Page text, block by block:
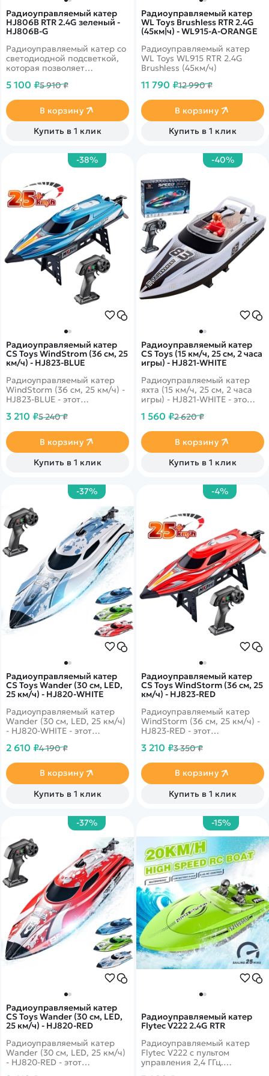
Радиоуправляемый катер
HJ806B RTR 2.4G зеленый -
HJ806B-G
Радиоуправляемый катер со
светодиодной подсветкой,
которая позволяет
тёмное время суток.
коллекторному двигателю,
лодка может разгоняться до
35 км в час. Расстояние
управления - 200 метров.
до 20 минут. Цвет - зеленый.
5 100 ₽5 910 ₽
В корзину
Купить в 1 клик
Радиоуправляемый катер
WL Toys Brushless RTR 2.4G
(45км|ч) - WL915-A-ORANGE
Радиоуправляемый катер
WL Toys WL915 RTR 2.4G
Brushless (45км/ч)
11 790 ₽12 990 ₽
В корзину
Купить в 1 клик
-38%
Радиоуправляемый катер
CS Toys WindStrom (36 см, 25
км/ч) - HJ823-BLUE
Радиоуправляемый катер
WindStorm (36 см, 25 км/ч) -
HJ823-BLUE - этот
великолепного катера HJ808
размер, может достичь
максимальной скорости 25
км/ч, благодаря мощному
коллекторному
3 210 ₽5 240 ₽
В корзину
Купить в 1 клик
-40%
Радиоуправляемый катер
CS Toys (15 км/ч, 25 см, 2 часа
игры) - HJ821-WHITE
Радиоуправляемый катер
яхта (15 км/ч, 25 см, 2 часа
игры) - HJ821-WHITE - это
яхта HJ821 от компании HJ с
подсветкой и возможностью
игры до 2 часов. Яхта
предназначена для
использования на озерах,
1 560 ₽2 620 ₽
В корзину
Купить в 1 клик
-37%
Радиоуправляемый катер
CS Toys Wander (30 см, LED,
25 км/ч) - HJ820-WHITE
Радиоуправляемый катер
Wander (30 см, LED, 25 км/ч)
- HJ820-WHITE - этот
несмотря на свой небольшой
максимальной скорости 25
км/ч, благодаря мощному
коллекторному
электродвигателю!
2 610 ₽4 190 ₽
В корзину
Купить в 1 клик
-4%
Радиоуправляемый катер
CS Toys WindStorm (36 см, 25
км/ч) - HJ823-RED
Радиоуправляемый катер
WindStorm (36 см, 25 км/ч) -
HJ823-RED - этот
великолепного катера HJ808
размер, может достичь
максимальной скорости 25
км/ч, благодаря мощному
коллекторному
3 210 ₽3 350 ₽
В корзину
Купить в 1 клик
-37%
Радиоуправляемый катер
CS Toys Wander (30 см, LED,
25 км/ч) - HJ820-RED
Радиоуправляемый катер
Wander (30 см, LED, 25 км/ч)
- HJ820-RED - этот
-15%
Радиоуправляемый катер
Flytec V222 2.4G RTR
Радиоуправляемый катер
Flytec V222 с пультом
управления 2,4 ГГц.